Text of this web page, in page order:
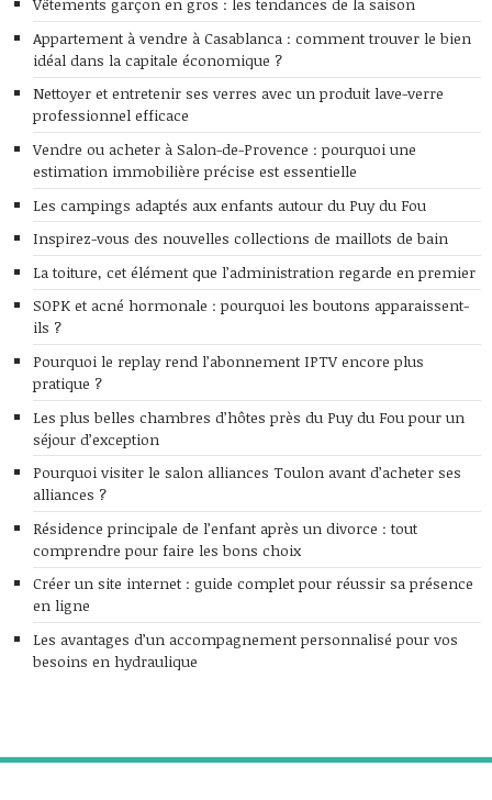
Appartement à vendre à Casablanca : comment trouver le bien
idéal dans la capitale économique ?
Nettoyer et entretenir ses verres avec un produit lave-verre
professionnel efficace
Vendre ou acheter à Salon-de-Provence : pourquoi une
estimation immobilière précise est essentielle
Les campings adaptés aux enfants autour du Puy du Fou
Inspirez-vous des nouvelles collections de maillots de bain
La toiture, cet élément que l’administration regarde en premier
SOPK et acné hormonale : pourquoi les boutons apparaissent-
ils ?
Pourquoi le replay rend l’abonnement IPTV encore plus
pratique ?
Les plus belles chambres d’hôtes près du Puy du Fou pour un
séjour d’exception
Pourquoi visiter le salon alliances Toulon avant d’acheter ses
alliances ?
Résidence principale de l’enfant après un divorce : tout
comprendre pour faire les bons choix
Créer un site internet : guide complet pour réussir sa présence
en ligne
Les avantages d’un accompagnement personnalisé pour vos
besoins en hydraulique